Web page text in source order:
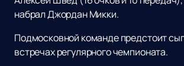
набрал Джордан Микки.
Подмосковной команде предстоит
встречах регулярного чемпионата.